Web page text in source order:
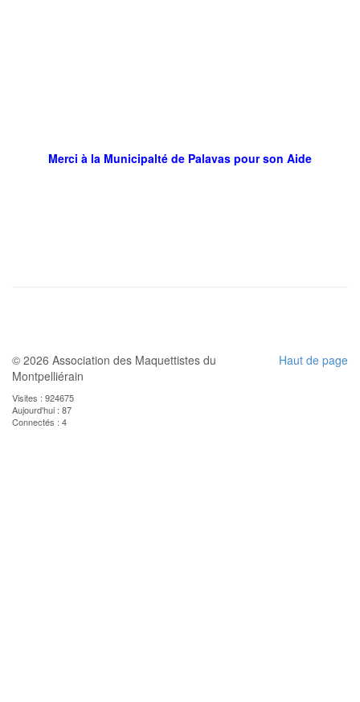
Merci à la Municipalté de Palavas pour son Aide
Haut de page
© 2026 Association des Maquettistes du
Montpelliérain
Visites : 924675
Aujourd'hui : 87
Connectés : 4